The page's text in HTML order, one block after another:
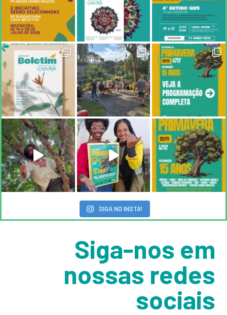
SIGA NO INSTA!
Siga-nos em
nossas redes
sociais